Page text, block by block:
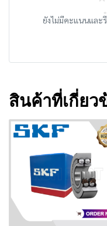
ยังไม่มีคะแนนและ
สินค้าที่เกี่ยว